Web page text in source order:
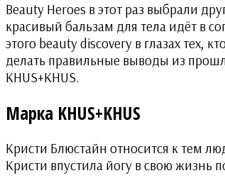
Beauty Heroes в этот раз выбрали
красивый бальзам для тела идёт в
этого beauty discovery в глазах тех,
делать правильные выводы из
KHUS+KHUS.
Марка KHUS+KHUS
Кристи Блюстайн относится к тем
Кристи впустила йогу в свою